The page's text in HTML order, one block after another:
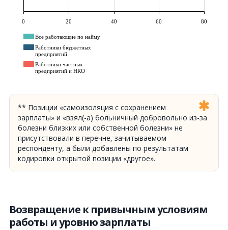
** Позиции «самоизоляция с сохранением
зарплаты» и «взял(-а) больничный добровольно из-за
болезни близких или собственной болезни» не
присутствовали в перечне, зачитываемом
респонденту, а были добавлены по результатам
кодировки открытой позиции «другое».
Возвращение к привычным условиям
работы и уровню зарплаты